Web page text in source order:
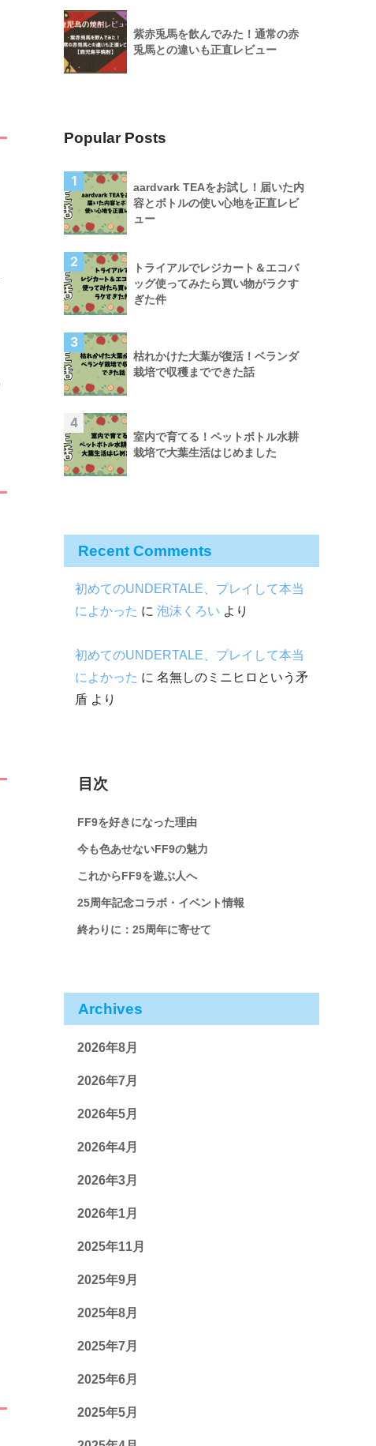
紫赤兎馬を飲んでみた！通常の赤
兎馬との違いも正直レビュー
Popular Posts
1
aardvark TEAをお試し！届いた内
容とボトルの使い心地を正直レビ
ュー
2
トライアルでレジカート＆エコバ
ッグ使ってみたら買い物がラクす
ぎた件
3
枯れかけた大葉が復活！ベランダ
栽培で収穫までできた話
4
室内で育てる！ペットボトル水耕
栽培で大葉生活はじめました
Recent Comments
初めてのUNDERTALE、プレイして本当
によかった に 泡沫くろい より
初めてのUNDERTALE、プレイして本当
によかった に 名無しのミニヒロという矛
盾 より
目次
FF9を好きになった理由
今も色あせないFF9の魅力
これからFF9を遊ぶ人へ
25周年記念コラボ・イベント情報
終わりに：25周年に寄せて
Archives
2026年8月
2026年7月
2026年5月
2026年4月
2026年3月
2026年1月
2025年11月
2025年9月
2025年8月
2025年7月
2025年6月
2025年5月